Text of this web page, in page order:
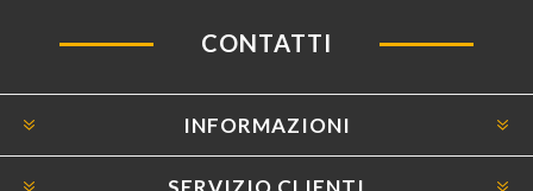
CONTATTI
INFORMAZIONI